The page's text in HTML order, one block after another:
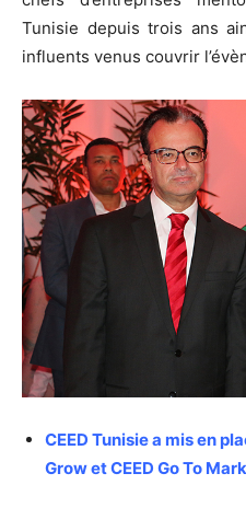
Tunisie depuis trois ans
influents venus couvrir
CEED Tunisie a mis en
Grow et CEED Go To